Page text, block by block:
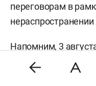
переговорам в
Напомним, 3
результате
Геленджике